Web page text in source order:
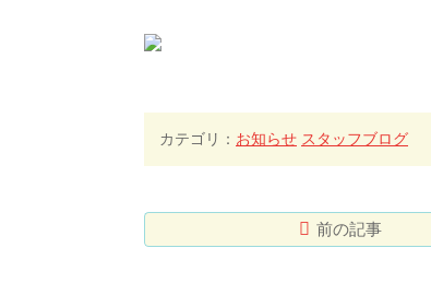
カテゴリ： お知らせ スタッフブログ
前の記事